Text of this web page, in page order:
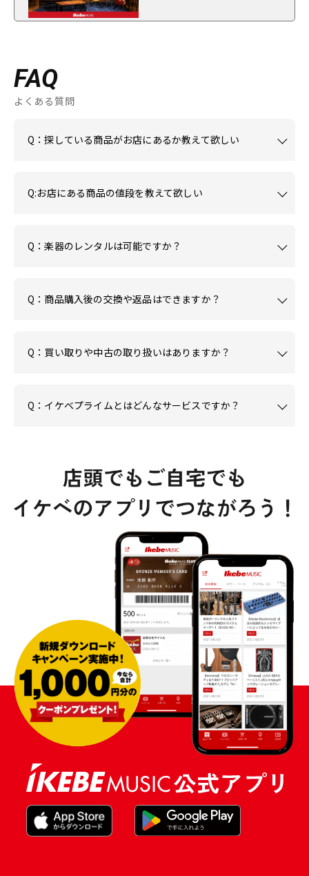
FAQ
よくある質問
Q：探している商品がお店にあるか教えて欲しい
Q:お店にある商品の値段を教えて欲しい
Q：楽器のレンタルは可能ですか？
Q：商品購入後の交換や返品はできますか？
Q：買い取りや中古の取り扱いはありますか？
Q：イケベプライムとはどんなサービスですか？